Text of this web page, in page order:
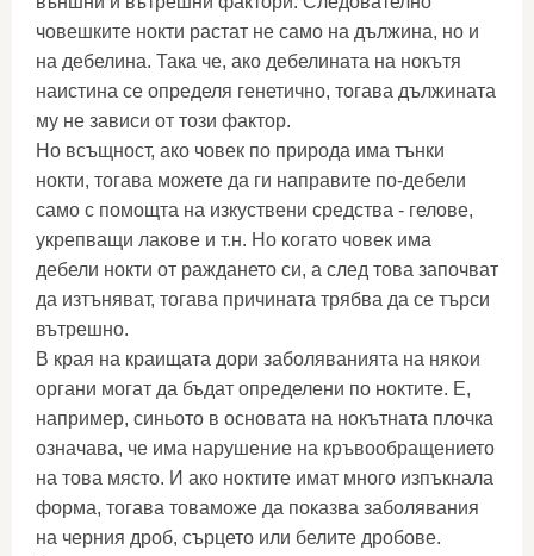
човешките нокти растат не само на дължина, но и
на дебелина. Така че, ако дебелината на нокътя
наистина се определя генетично, тогава дължината
му не зависи от този фактор.
Но всъщност, ако човек по природа има тънки
нокти, тогава можете да ги направите по-дебели
само с помощта на изкуствени средства - гелове,
укрепващи лакове и т.н. Но когато човек има
дебели нокти от раждането си, а след това започват
да изтъняват, тогава причината трябва да се търси
вътрешно.
В края на краищата дори заболяванията на някои
органи могат да бъдат определени по ноктите. Е,
например, синьото в основата на нокътната плочка
означава, че има нарушение на кръвообращението
на това място. И ако ноктите имат много изпъкнала
форма, тогава товаможе да показва заболявания
на черния дроб, сърцето или белите дробове.